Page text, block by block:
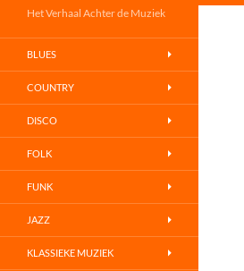
Het Verhaal Achter de Muziek
BLUES
COUNTRY
DISCO
FOLK
FUNK
JAZZ
KLASSIEKE MUZIEK